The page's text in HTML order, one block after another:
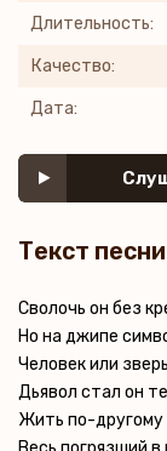
Длительность:
Качество:
Дата:
Текст песни
Сволочь он без
Но на джипе
Человек или
Дьявол стал он
Жить по-другому